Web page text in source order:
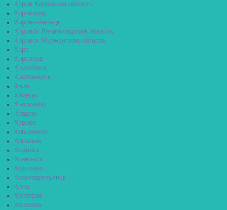
Киров Кировская область
Кировград
Кирово-Чепецк
Кировск Ленинградская область
Кировск Мурманская область
Кирс
Кирсанов
Киселёвск
Кисловодск
Клин
Клинцы
Княгинино
Ковдор
Ковров
Ковылкино
Когалым
Кодинск
Козельск
Козловка
Козьмодемьянск
Кола
Кологрив
Коломна